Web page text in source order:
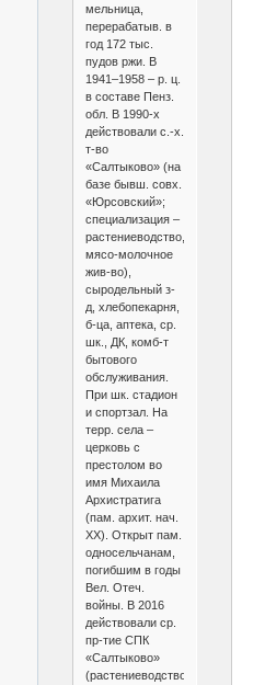
мельница,
перерабатыв. в
год 172 тыс.
пудов ржи. В
1941–1958 – р. ц.
в составе Пенз.
обл. В 1990-х
действовали с.-х.
т-во
«Салтыково» (на
базе бывш. совх.
«Юрсовский»;
специализация –
растениеводство,
мясо-молочное
жив-во),
сыродельный з-
д, хлебопекарня,
б-ца, аптека, ср.
шк., ДК, комб-т
бытового
обслуживания.
При шк. стадион
и спортзал. На
терр. села –
церковь с
престолом во
имя Михаила
Архистратига
(пам. архит. нач.
ХХ). Открыт пам.
односельчанам,
погибшим в годы
Вел. Отеч.
войны. В 2016
действовали ср.
пр-тие СПК
«Салтыково»
(растениеводство,